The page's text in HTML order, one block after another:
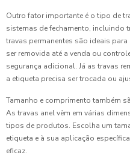
Outro fator importante é o tipo de
sistemas de fechamento, incluindo
travas permanentes são ideais
ser removida até a venda ou
segurança adicional. Já as travas
a etiqueta precisa ser trocada ou
Tamanho e comprimento também
As travas anel vêm em várias
tipos de produtos. Escolha um
etiqueta e à sua aplicação
eficaz.